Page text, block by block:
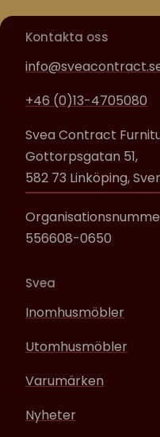
Kontakta oss
+46 (0)13-4705080
Svea Contract
Gottorpsgatan 51,
582 73 Linköping,
556608-0650
Svea
Inomhusmöbler
Utomhusmöbler
Varumärken
Nyheter